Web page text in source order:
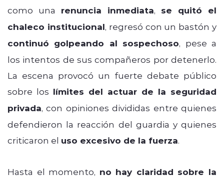
como una renuncia inmediata, se quitó el
chaleco institucional, regresó con un bastón y
continuó golpeando al sospechoso, pese a
los intentos de sus compañeros por detenerlo.
La escena provocó un fuerte debate público
sobre los límites del actuar de la seguridad
privada, con opiniones divididas entre quienes
defendieron la reacción del guardia y quienes
criticaron el uso excesivo de la fuerza.
Hasta el momento, no hay claridad sobre la